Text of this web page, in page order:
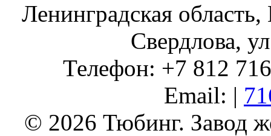
Ленинградская
Свердлова,
Телефон: +7 812
Email: |
© 2026 Тюбинг. Завод